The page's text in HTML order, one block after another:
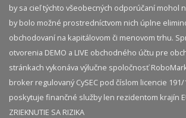
by sa cieľ týchto všeobecných odporúčaní mohol
by bolo možné prostredníctvom nich úplne
obchodovaní na kapitálovom či menovom trhu.
otvorenia DEMO a LIVE obchodného účtu pre
stránkach vykonáva výlučne spoločnosť
broker regulovaný CySEC pod číslom licencie
poskytuje finančné služby len rezidentom krajín
ZRIEKNUTIE SA RIZIKA